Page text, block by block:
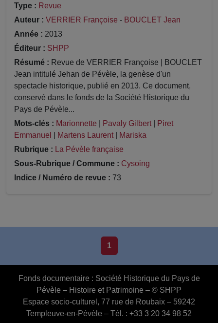
Type : Revue
Auteur : VERRIER Françoise - BOUCLET Jean
Année : 2013
Éditeur : SHPP
Résumé : Revue de VERRIER Françoise | BOUCLET
Jean intitulé Jehan de Pévèle, la genèse d'un
spectacle historique, publié en 2013. Ce document,
conservé dans le fonds de la Société Historique du
Pays de Pévèle...
Mots-clés : Marionnette Pavaly Gilbert
Piret
Emmanuel
Martens Laurent
Mariska
Rubrique : La Pévèle française
Sous-Rubrique / Commune : Cysoing
Indice / Numéro de revue : 73
1
Fonds documentaire : Société Historique du Pays de
Pévèle – Histoire et Patrimoine – © SHPP
Espace socio-culturel, 77 rue de Roubaix – 59242
Templeuve-en-Pévèle – Tél. : +33 3 20 34 98 52